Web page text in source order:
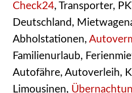
Check24, Transporter,
Deutschland,
Abholstationen,
Familienurlaub,
Autofähre, Autoverleih,
Limousinen,